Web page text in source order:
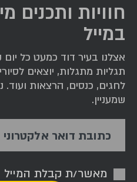
חוויות ותכנים
במייל
אצלנו בעיר דוד כמעט כל
תגליות מתגלות, יוצאים
לחגים, כנסים, הרצאות
שמעניין.
כתובת דואר אלקטרוני
מאשר/ת קבלת המייל